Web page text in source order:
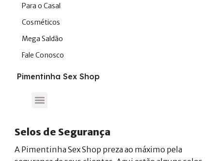
Para o Casal
Cosméticos
Mega Saldão
Fale Conosco
Pimentinha Sex Shop
Selos de Segurança
A Pimentinha Sex Shop preza ao máximo pela